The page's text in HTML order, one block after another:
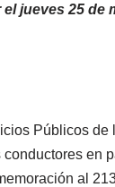
jueves 25 de
Públicos de
en
al